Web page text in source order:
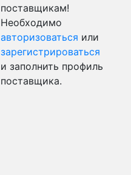
поставщикам!
Необходимо
авторизоваться или
зарегистрироваться
и заполнить профиль
поставщика.